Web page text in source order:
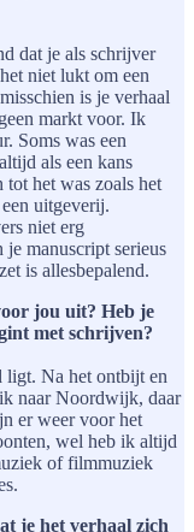
dat je als schrijver
niet lukt om een
is je verhaal
markt voor. Ik
Soms was een
als een kans
het was zoals het
uitgeverij.
niet erg
manuscript serieus
is allesbepalend.
jou uit? Heb je
met schrijven?
ligt. Na het ontbijt en
naar Noordwijk, daar
er weer voor het
wel heb ik altijd
of filmmuziek
je het verhaal zich